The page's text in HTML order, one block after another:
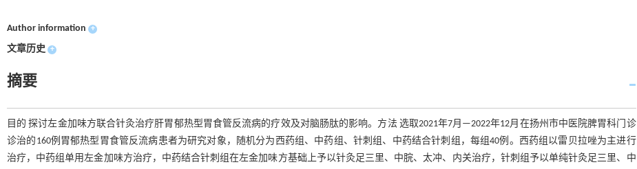
Author information +
文章历史 +
摘要
目的 探讨左金加味方联合针灸治疗肝胃郁热型胃食管反流病的疗效及对脑肠肽的影响。方法 选取2021年7月—2022年12月在扬州市中医院脾胃科门诊
诊治的160例胃郁热型胃食管反流病患者为研究对象，随机分为西药组、中药组、针刺组、中药结合针刺组，每组40例。西药组以雷贝拉唑为主进行
治疗，中药组单用左金加味方治疗，中药结合针刺组在左金加味方基础上予以针灸足三里、中脘、太冲、内关治疗，针刺组予以单纯针灸足三里、中